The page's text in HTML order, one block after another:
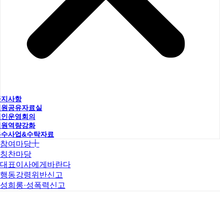
사항
공유자료실
운영회의
역량강화
사업&수탁자료
참여마당
칭찬마당
대표이사에게바란다
행동강령위반신고
성희롱·성폭력신고